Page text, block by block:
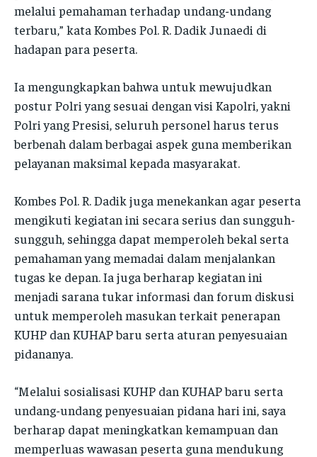
POLRES
POLRESTA
POLRES PIDIE
POLRES PIDIE JAYA
POLRES BIREUEN
POLRES ACEH UTARA
POLRES ACEH TIMUR
POLRES ACEH TENGGARA
POLRES ACEH SELATAN
POLRES ACEH BARAT
POLRES ACEH JAYA
POLRES GAYO LUES
POLRES ACEH TENGAH
POLRES ACEH TAMIANG
POLRES ACEH SINGKIL
POLRES
POLRESTA
POLRES PIDIE
POLRES PIDIE JAYA
POLRES BIREUEN
POLRES ACEH UTARA
POLRES ACEH TIMUR
POLRES ACEH TENGGARA
POLRES ACEH SELATAN
POLRES ACEH BARAT
POLRES ACEH JAYA
POLRES GAYO LUES
POLRES ACEH TENGAH
POLRES ACEH TAMIANG
POLRES ACEH SINGKIL
POLRESTA
POLRES ACEH BESAR
POLRES PIDIE JAYA
POLRES BIREUEN
POLRES ACEH UTARA
POLRES ACEH SELATAN
POLRES ACEH BARAT
POLRES NAGAN RAYA
POLRES ACEH JAYA
POLRES ACEH SINGKIL
POLRESTA
POLRES ACEH BESAR
POLRES PIDIE JAYA
POLRES BIREUEN
POLRES ACEH UTARA
POLRES ACEH SELATAN
POLRES ACEH BARAT
POLRES NAGAN RAYA
POLRES ACEH JAYA
POLRES ACEH SINGKIL
melalui pemahaman terhadap undang-undang
terbaru,” kata Kombes Pol. R. Dadik Junaedi di
hadapan para peserta.
Ia mengungkapkan bahwa untuk mewujudkan
postur Polri yang sesuai dengan visi Kapolri, yakni
Polri yang Presisi, seluruh personel harus terus
berbenah dalam berbagai aspek guna memberikan
pelayanan maksimal kepada masyarakat.
Kombes Pol. R. Dadik juga menekankan agar peserta
mengikuti kegiatan ini secara serius dan sungguh-
sungguh, sehingga dapat memperoleh bekal serta
pemahaman yang memadai dalam menjalankan
tugas ke depan. Ia juga berharap kegiatan ini
menjadi sarana tukar informasi dan forum diskusi
untuk memperoleh masukan terkait penerapan
KUHP dan KUHAP baru serta aturan penyesuaian
pidananya.
“Melalui sosialisasi KUHP dan KUHAP baru serta
undang-undang penyesuaian pidana hari ini, saya
berharap dapat meningkatkan kemampuan dan
memperluas wawasan peserta guna mendukung